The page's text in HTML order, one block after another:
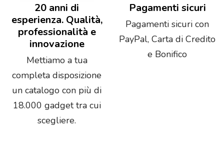
20 anni di
esperienza. Qualità,
professionalità e
innovazione
Mettiamo a tua
completa disposizione
un catalogo con più di
18.000 gadget tra cui
scegliere.
Pagamenti sicuri
Pagamenti sicuri con
PayPal, Carta di Credito
e Bonifico